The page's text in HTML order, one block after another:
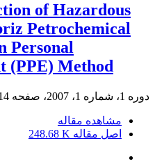
of Hazardous
Petrochemical
Personal
(PPE) Method
دوره 1، شماره 1، 2007، صفحه 18
مشاهده مقاله
اصل مقاله 248.68 K